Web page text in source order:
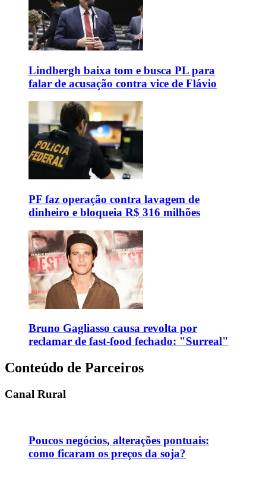
Lindbergh baixa tom e busca PL para
falar de acusação contra vice de Flávio
PF faz operação contra lavagem de
dinheiro e bloqueia R$ 316 milhões
Bruno Gagliasso causa revolta por
reclamar de fast-food fechado: "Surreal"
Conteúdo de Parceiros
Canal Rural
Poucos negócios, alterações pontuais:
como ficaram os preços da soja?